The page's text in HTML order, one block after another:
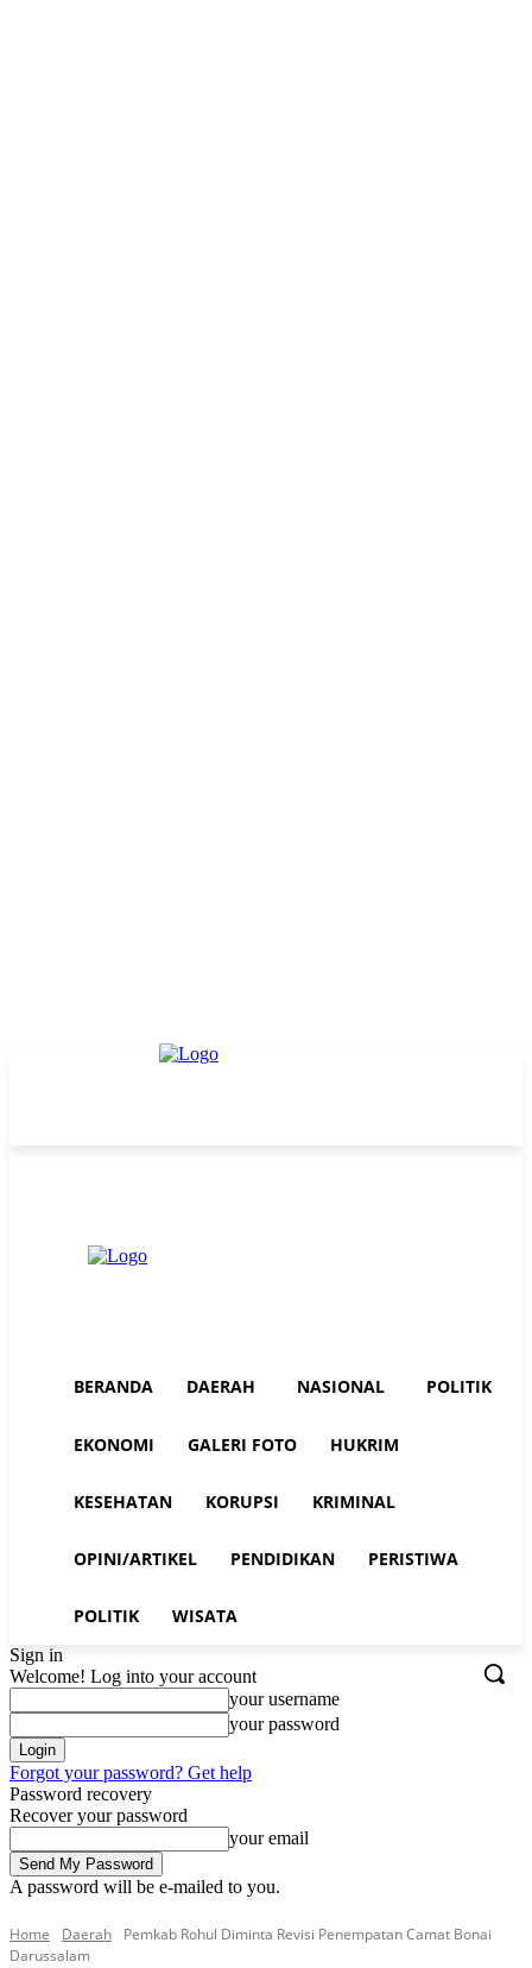
BERANDA DAERAH NASIONAL POLITIK
EKONOMI GALERI FOTO HUKRIM
KESEHATAN KORUPSI KRIMINAL
OPINI/ARTIKEL PENDIDIKAN PERISTIWA
POLITIK WISATA
Sign in
Welcome! Log into your account
your username
your password
Forgot your password? Get help
Password recovery
Recover your password
your email
A password will be e-mailed to you.
Home Daerah
Pemkab Rohul Diminta Revisi Penempatan Camat Bonai
Darussalam